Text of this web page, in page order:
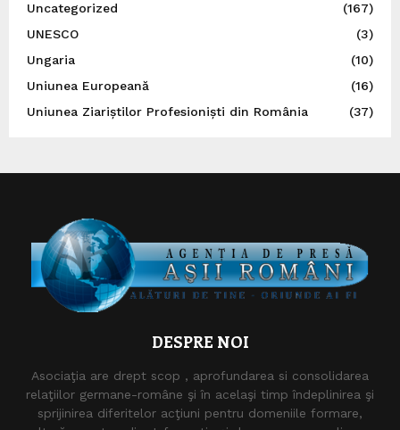
Uncategorized
(167)
UNESCO
(3)
Ungaria
(10)
Uniunea Europeană
(16)
Uniunea Ziariștilor Profesioniști din România
(37)
DESPRE NOI
Asociaţia are drept scop , aprofundarea si consolidarea
relaţiilor germane-române şi în acelaşi timp îndeplinirea şi
sprijinirea diferitelor acţiuni pentru domeniile formare,